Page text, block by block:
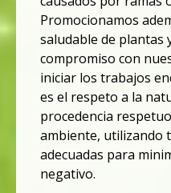
Promocionamos
saludable de plantas
compromiso con
iniciar los trabajos
es el respeto a la
procedencia
ambiente, utilizando
adecuadas para
negativo.